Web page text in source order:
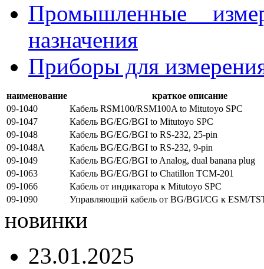
Промышленные
назначения
Приборы для
наименование
краткое описание
09-1040
Кабель RSM100/RSM100A to Mitutoyo SPC
09-1047
Кабель BG/EG/BGI to Mitutoyo SPC
09-1048
Кабель BG/EG/BGI to RS-232, 25-pin
09-1048A
Кабель BG/EG/BGI to RS-232, 9-pin
09-1049
Кабель BG/EG/BGI to Analog, dual banana plug
09-1063
Кабель BG/EG/BGI to Chatillon TCM-201
09-1066
Кабель от индикатора к Mitutoyo SPC
09-1090
Управляющий кабель от BG/BGI/CG к ESM/
новинки
23.01.2025